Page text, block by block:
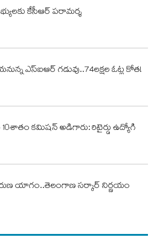
కేసీఆర్ పరామర్శ
ఎస్‌ఐఆర్ గడువు..74లక్షల ఓట్ల కోత!
10శాతం కమిషన్ అడిగారు: రిటైర్డు ఉద్యోగి
యాగం..తెలంగాణ సర్కార్ నిర్ణయం